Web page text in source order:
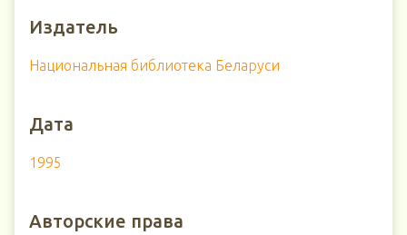
Издатель
Национальная библиотека Беларуси
Дата
1995
Авторские права